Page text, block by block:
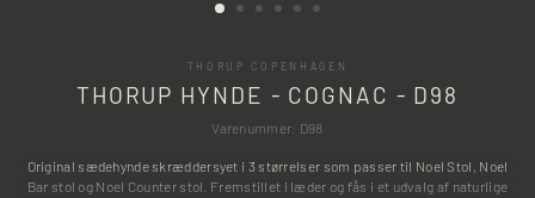
THORUP COPENHAGEN
THORUP HYNDE - COGNAC - D98
Varenummer: D98
Original sædehynde skræddersyet i 3 størrelser som passer til Noel Stol, Noel
Bar stol og Noel Counter stol. Fremstillet i læder og fås i et udvalg af naturlige